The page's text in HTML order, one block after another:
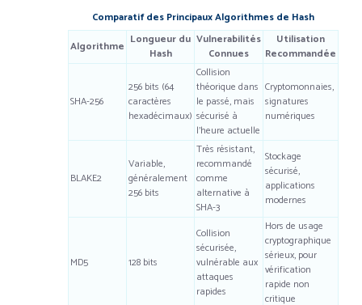
Comparatif des Principaux Algorithmes de Hash
Algorithme Longueur du
Hash
Vulnerabilités
Connues
Utilisation
Recommandée
SHA-256
256 bits (64
caractères
hexadécimaux)
Collision
théorique dans
le passé, mais
sécurisé à
l’heure actuelle
Cryptomonnaies,
signatures
numériques
BLAKE2
Variable,
généralement
256 bits
Très résistant,
recommandé
comme
alternative à
SHA-3
Stockage
sécurisé,
applications
modernes
MD5 128 bits
Collision
sécurisée,
vulnérable aux
attaques
rapides
Hors de usage
cryptographique
sérieux, pour
vérification
rapide non
critique